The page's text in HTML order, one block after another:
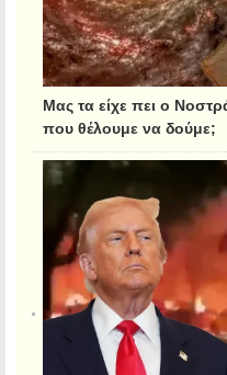
Μας τα είχε πει ο
που θέλουμε να δούμε;